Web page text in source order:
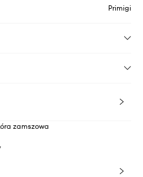
Primigi
zamszowa